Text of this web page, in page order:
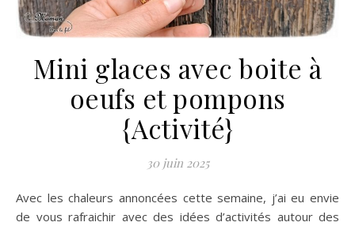
Mini glaces avec boite à
oeufs et pompons
{Activité}
30 juin 2025
Avec les chaleurs annoncées cette semaine, j’ai eu envie
de vous rafraichir avec des idées d’activités autour des